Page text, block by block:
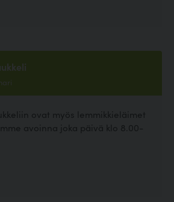
ovat myös lemmikkieläimet
avoinna joka päivä klo 8.00-